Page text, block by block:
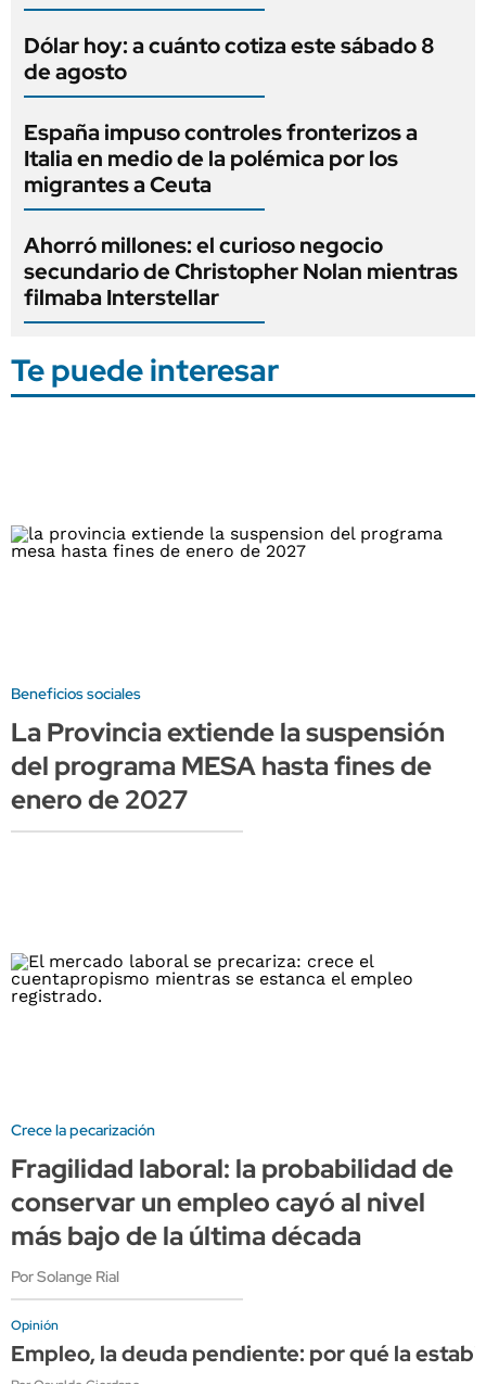
Dólar hoy: a cuánto cotiza este sábado 8
de agosto
España impuso controles fronterizos a
Italia en medio de la polémica por los
migrantes a Ceuta
Ahorró millones: el curioso negocio
secundario de Christopher Nolan mientras
filmaba Interstellar
Te puede interesar
Beneficios sociales
La Provincia extiende la suspensión
del programa MESA hasta fines de
enero de 2027
Crece la pecarización
Fragilidad laboral: la probabilidad de
conservar un empleo cayó al nivel
más bajo de la última década
Por Solange Rial
Opinión
Empleo, la deuda pendiente: por qué la